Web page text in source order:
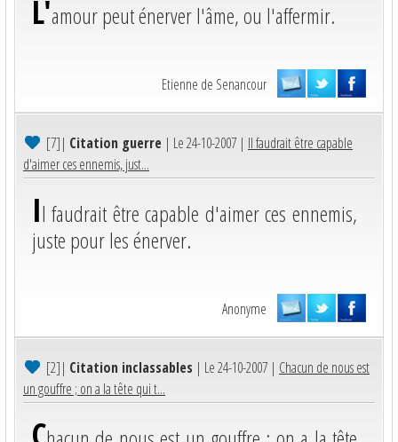
L'amour peut énerver l'âme, ou l'affermir.
Etienne de Senancour
[7]| Citation guerre | Le 24-10-2007 | Il faudrait être capable
d'aimer ces ennemis, just...
Il faudrait être capable d'aimer ces ennemis,
juste pour les énerver.
Anonyme
[2]| Citation inclassables | Le 24-10-2007 | Chacun de nous est
un gouffre ; on a la tête qui t...